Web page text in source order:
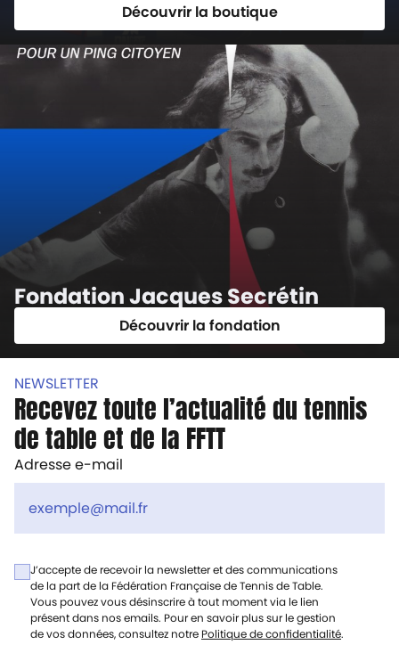
Découvrir la boutique
Fondation Jacques Secrétin
Découvrir la fondation
NEWSLETTER
Recevez toute l’actualité du tennis
de table et de la FFTT
Adresse e-mail
J’accepte de recevoir la newsletter et des communications
de la part de la Fédération Française de Tennis de Table.
Vous pouvez vous désinscrire à tout moment via le lien
présent dans nos emails. Pour en savoir plus sur le gestion
de vos données, consultez notre Politique de confidentialité.